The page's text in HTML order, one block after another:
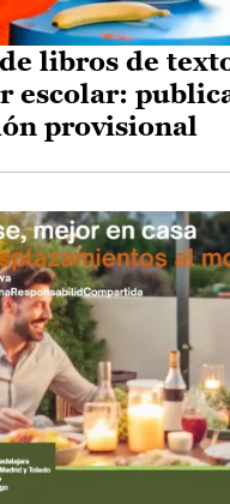
libros de
escolar:
provisional